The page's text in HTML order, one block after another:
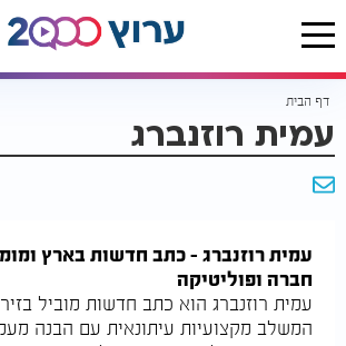
דף הבית
עמית רוזנברג
עמית רוזנברג - כתב חדשות בארץ
חברה ופוליטיקה
עמית רוזנברג הוא כתב חדשות מוביל
המשלב מקצועיות עיתונאית עם הבנה